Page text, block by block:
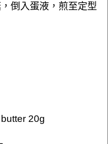
倒入蛋液，煎至定型
20g